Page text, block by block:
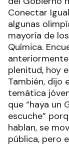
Conectar
algunas
mayoría de
Química.
plenitud, hoy
También, dijo
temática
que “haya un
escuche”
hablan, se
pública, pero